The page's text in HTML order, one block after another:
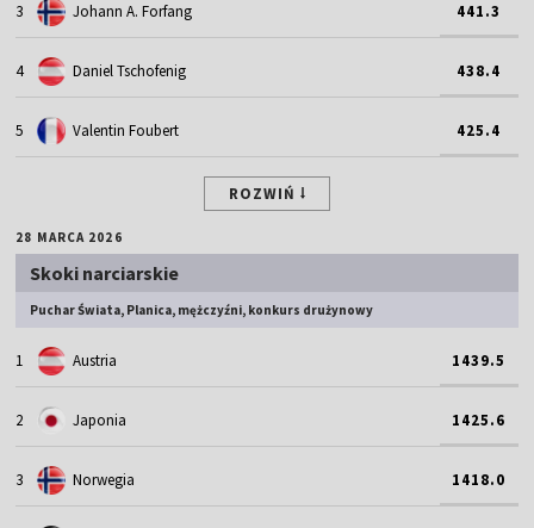
3 Johann A. Forfang 441.3
4 Daniel Tschofenig 438.4
5 Valentin Foubert 425.4
ROZWIŃ
28 MARCA 2026
Skoki narciarskie
Puchar Świata, Planica, mężczyźni, konkurs drużynowy
1 Austria 1439.5
2 Japonia 1425.6
3 Norwegia 1418.0